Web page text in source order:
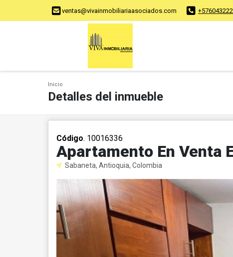
ventas@vivainmobiliariaasociados.com
Inicio
Detalles del inmueble
Código. 10016336
Apartamento En Venta
Sabaneta, Antioquia, Colombia